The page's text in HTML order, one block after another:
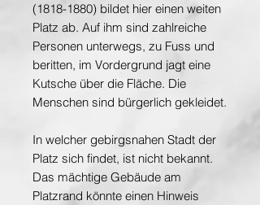
(1818-1880) bildet hier einen weiten
Platz ab. Auf ihm sind zahlreiche
Personen unterwegs, zu Fuss und
beritten, im Vordergrund jagt eine
Kutsche über die Fläche. Die
Menschen sind bürgerlich gekleidet.
In welcher gebirgsnahen Stadt der
Platz sich findet, ist nicht bekannt.
Das mächtige Gebäude am
Platzrand könnte einen Hinweis